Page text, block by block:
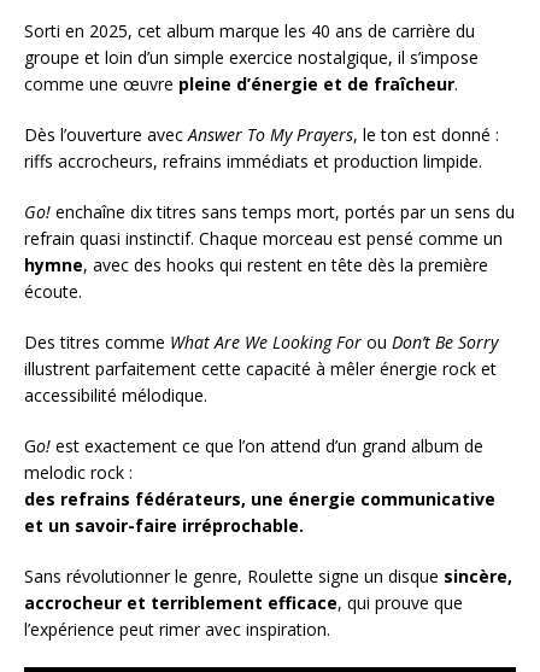
Sorti en 2025, cet album marque les 40 ans de carrière du
groupe et loin d’un simple exercice nostalgique, il s’impose
comme une œuvre pleine d’énergie et de fraîcheur.
Dès l’ouverture avecAnswer To My Prayers, le ton est donné :
riffs accrocheurs, refrains immédiats et production limpide.
Go! enchaîne dix titres sans temps mort, portés par un sens du
refrain quasi instinctif. Chaque morceau est pensé comme un
hymne, avec des hooks qui restent en tête dès la première
écoute.
Des titres comme What Are We Looking For ou Don’t Be Sorry
illustrent parfaitement cette capacité à mêler énergie rock et
accessibilité mélodique.
Go! est exactement ce que l’on attend d’un grand album de
melodic rock :
des refrains fédérateurs, une énergie communicative
et un savoir-faire irréprochable.
Sans révolutionner le genre, Roulette signe un disque sincère,
accrocheur et terriblement efficace, qui prouve que
l’expérience peut rimer avec inspiration.